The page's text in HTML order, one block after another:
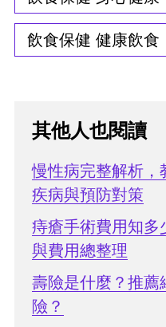
飲食保健 健康飲食
其他人也閱讀
慢性病完整解析，
疾病與預防對策
痔瘡手術費用知多
與費用總整理
壽險是什麼？推薦
險？